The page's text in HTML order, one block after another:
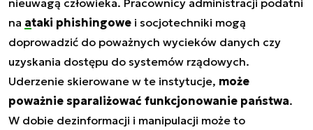
na ataki phishingowe i socjotechniki mogą
doprowadzić do poważnych wycieków danych czy
uzyskania dostępu do systemów rządowych.
Uderzenie skierowane w te instytucje, może
poważnie sparaliżować funkcjonowanie państwa.
W dobie dezinformacji i manipulacji może to